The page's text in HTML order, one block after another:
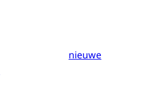
nieuwe